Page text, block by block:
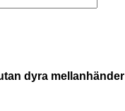
dyra mellanhänder